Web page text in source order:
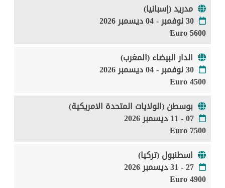
مدريد (إسبانيا)
30 نوفمبر - 04 ديسمبر 2026
5600 Euro
الدار البيضاء (المغرب)
30 نوفمبر - 04 ديسمبر 2026
4500 Euro
بوسطن (الولايات المتحدة الامريكية)
07 - 11 ديسمبر 2026
7500 Euro
اسطنبول (تركيا)
27 - 31 ديسمبر 2026
4900 Euro